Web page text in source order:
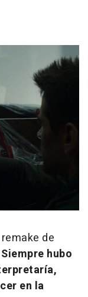
de
Siempre hubo
en la